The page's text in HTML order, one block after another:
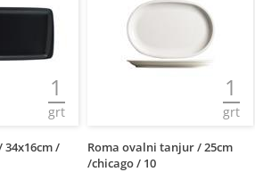
1
grt
/
1
grt
Roma ovalni tanjur / 25cm
/chicago / 10